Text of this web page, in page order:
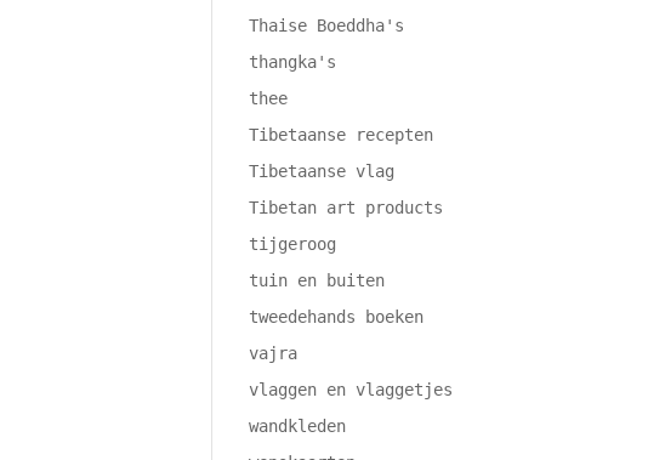
Thaise Boeddha's
thangka's
thee
Tibetaanse recepten
Tibetaanse vlag
Tibetan art products
tijgeroog
tuin en buiten
tweedehands boeken
vajra
vlaggen en vlaggetjes
wandkleden